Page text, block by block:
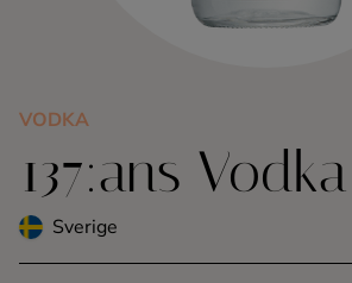
Konjak
Likör
Rom
VODKA
137:ans Vodka
Sverige